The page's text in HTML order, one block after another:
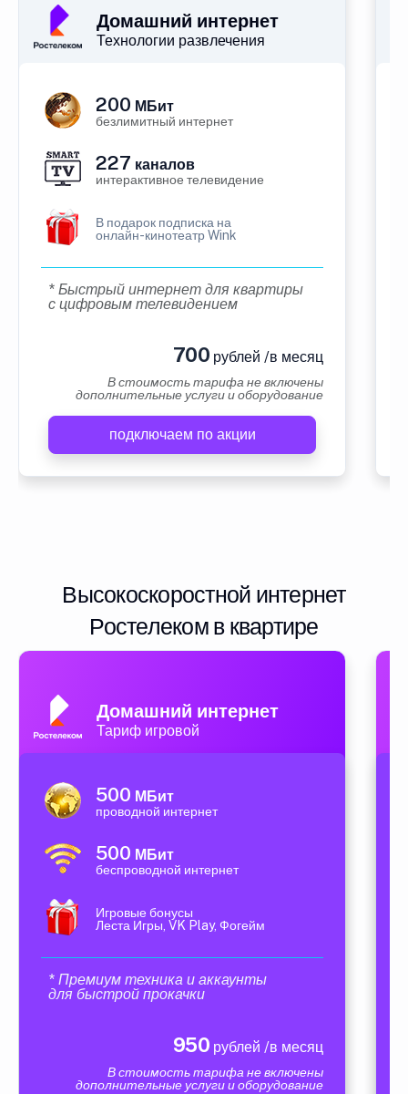
Домашний интернет
Технологии развлечения
200 МБит
безлимитный интернет
227 каналов
интерактивное телевидение
В подарок подписка на
онлайн-кинотеатр Wink
* Быстрый интернет для квартиры
с цифровым телевидением
700 рублей /в месяц
В стоимость тарифа не включены
дополнительные услуги и оборудование
подключаем по акции
Высокоскоростной интернет
Ростелеком в квартире
Домашний интернет
Тариф игровой
500 МБит
проводной интернет
500 МБит
беспроводной интернет
Игровые бонусы
Леста Игры, VK Play, Фогейм
* Премиум техника и аккаунты
для быстрой прокачки
950 рублей /в месяц
В стоимость тарифа не включены
дополнительные услуги и оборудование